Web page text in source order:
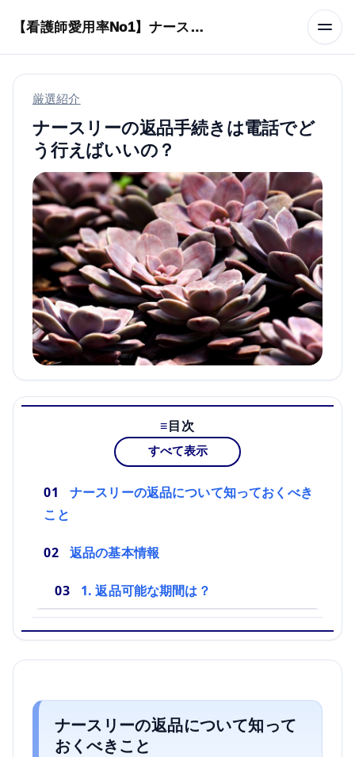
【看護師愛用率No1】ナースリーで人気の商品はコレ
厳選紹介
ナースリーの返品手続きは電話でど
う行えばいいの？
目次
すべて表示
ナースリーの返品について知っておくべき
こと
返品の基本情報
1. 返品可能な期間は？
ナースリーの返品について知って
おくべきこと